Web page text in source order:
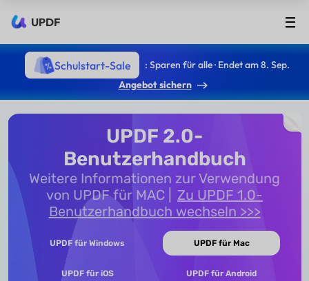
UPDF
Schulstart-Sale
: Sparen für alle · Endet am 8. Sep.
Angebot sichern
UPDF 2.0-
Benutzerhandbuch
Weitere Informationen zur Verwendung
von UPDF für MAC
Zu UPDF 1.0-
Benutzerhandbuch wechseln >>>
UPDF für Windows UPDF für Mac
UPDF für iOS UPDF für Android